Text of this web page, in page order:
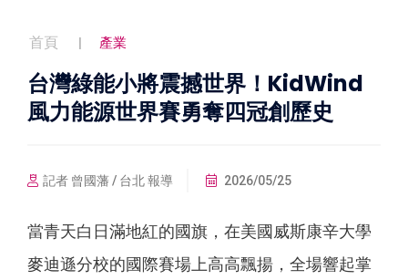
首頁 產業
台灣綠能小將震撼世界！KidWind
風力能源世界賽勇奪四冠創歷史
記者 曾國藩 / 台北 報導 2026/05/25
當青天白日滿地紅的國旗，在美國威斯康辛大學
麥迪遜分校的國際賽場上高高飄揚，全場響起掌